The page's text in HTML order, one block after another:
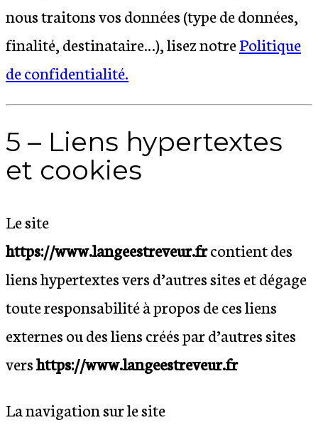
nous traitons vos données (type de données,
finalité, destinataire…), lisez notrePolitique
de confidentialité.
5 – Liens hypertextes
et cookies
Le site
https://www.langeestreveur.frcontient des
liens hypertextes vers d’autres sites et dégage
toute responsabilité à propos de ces liens
externes ou des liens créés par d’autres sites
vershttps://www.langeestreveur.fr
La navigation sur le site